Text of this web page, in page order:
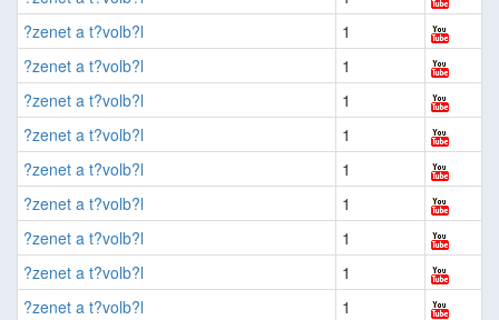
?zenet a t?volb?l
1
?zenet a t?volb?l
1
?zenet a t?volb?l
1
?zenet a t?volb?l
1
?zenet a t?volb?l
1
?zenet a t?volb?l
1
?zenet a t?volb?l
1
?zenet a t?volb?l
1
?zenet a t?volb?l
1